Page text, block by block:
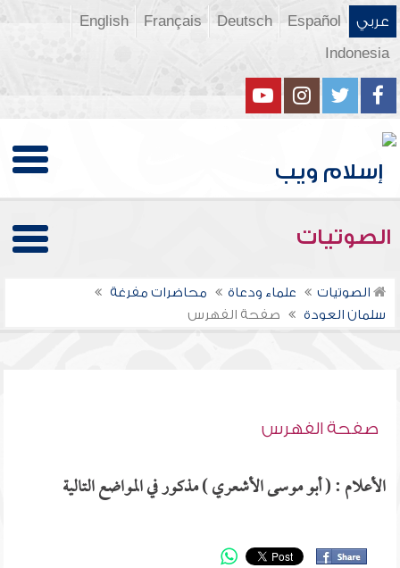
عربي Español
Deutsch
Français
English
Indonesia
الصوتيات
الصوتيات علماء ودعاة
محاضرات مفرغة
سلمان العودة
صفحة الفهرس
صفحة الفهرس
الأعلام : ( أبو موسى الأشعري ) مذكور في المواضع التالية